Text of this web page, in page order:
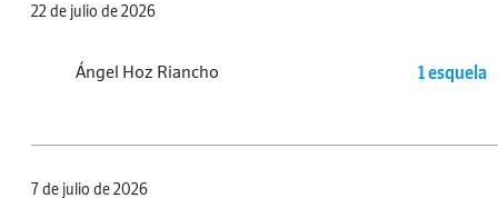
22 de julio de 2026
Ángel Hoz Riancho 1 esquela
7 de julio de 2026